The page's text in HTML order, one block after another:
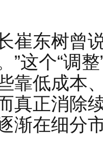
崔东树曾
”这个“调
靠低成本
真正消除
渐在细分